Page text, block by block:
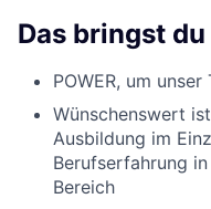
Das bringst
POWER, um
Wünschenswert
Ausbildung im
Berufserfahrung
Bereich